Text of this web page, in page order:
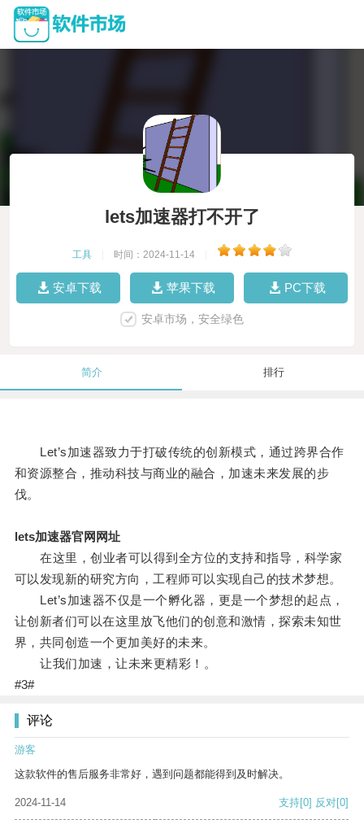
lets加速器打不开了
工具 时间：2024-11-14
安卓下载 苹果下载 PC下载
安卓市场，安全绿色
简介 排行
Let’s加速器致力于打破传统的创新模式，通过跨界合作
和资源整合，推动科技与商业的融合，加速未来发展的步
伐。
lets加速器官网网址
在这里，创业者可以得到全方位的支持和指导，科学家
可以发现新的研究方向，工程师可以实现自己的技术梦想。
Let’s加速器不仅是一个孵化器，更是一个梦想的起点，
让创新者们可以在这里放飞他们的创意和激情，探索未知世
界，共同创造一个更加美好的未来。
让我们加速，让未来更精彩！。
#3#
评论
游客
这款软件的售后服务非常好，遇到问题都能得到及时解决。
2024-11-14 支持[0] 反对[0]